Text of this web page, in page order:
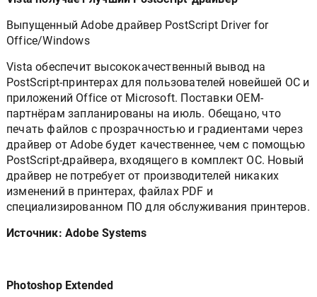
Выпущенный Adobe драйвер PostScript Driver for
Office/Windows
Vista обеспечит высококачественный вывод на
PostScript-принтерах для пользователей новейшей ОС и
приложений Office от Microsoft. Поставки OEM-
партнёрам запланированы на июль. Обещано, что
печать файлов с прозрачностью и градиентами через
драйвер от Adobe будет качественнее, чем с помощью
PostScript-драйвера, входящего в комплект ОС. Новый
драйвер не потребует от производителей никаких
изменений в принтерах, файлах PDF и
специализированном ПО для обслуживания принтеров.
Источник: Adobe Systems
Photoshop Extended